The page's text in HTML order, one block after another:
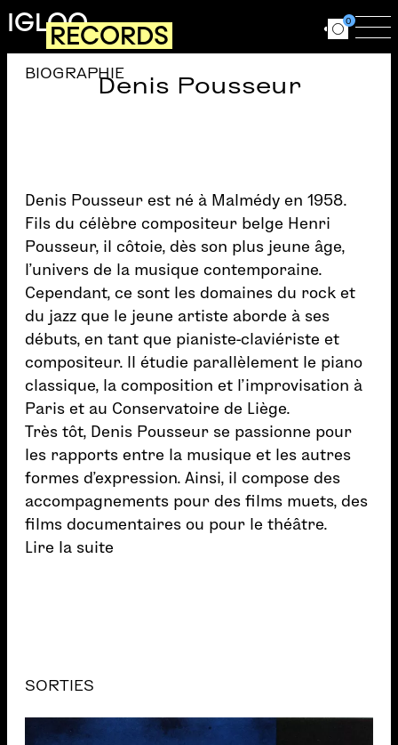
Aller au contenu principal
IGLOORECORDS Ouvrir le
0
Denis Pousseur
BIOGRAPHIE
Denis Pousseur est né à Malmédy en 1958.
Fils du célèbre compositeur belge Henri
Pousseur, il côtoie, dès son plus jeune âge,
l’univers de la musique contemporaine.
Cependant, ce sont les domaines du rock et
du jazz que le jeune artiste aborde à ses
débuts, en tant que pianiste-claviériste et
compositeur. Il étudie parallèlement le piano
classique, la composition et l’improvisation à
Paris et au Conservatoire de Liège.
Très tôt, Denis Pousseur se passionne pour
les rapports entre la musique et les autres
formes d’expression. Ainsi, il compose des
accompagnements pour des films muets, des
films documentaires ou pour le théâtre.
Lire la suite
SORTIES